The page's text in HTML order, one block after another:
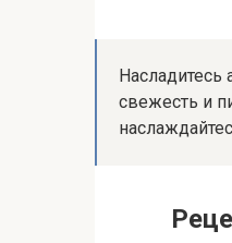
свежесть и